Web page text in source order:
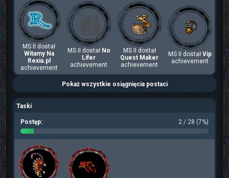
MS II dostał
Witamy Na
Rexia.pl
achievement
MS II dostał No
Lifer
achievement
MS II dostał
Quest Maker
achievement
MS II dostał Vip
achievement
Pokaż wszystkie osiągnięcia postaci
Taski
Postęp: 2 / 28 (7%)